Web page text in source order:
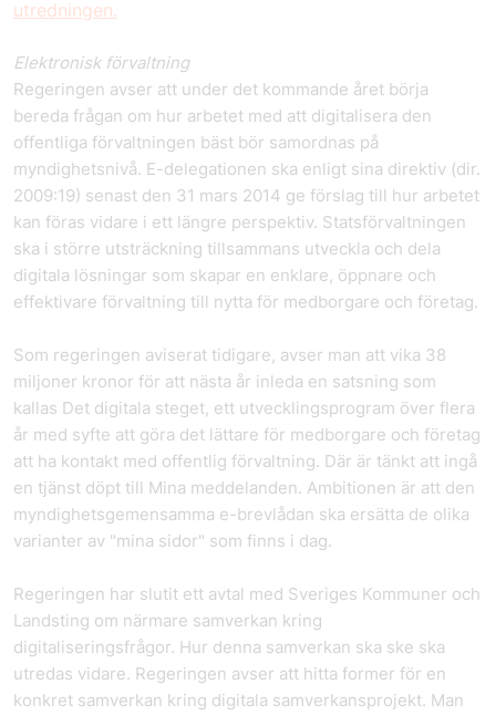
utredningen.
Elektronisk förvaltning
Regeringen avser att under det kommande året börja
bereda frågan om hur arbetet med att digitalisera den
offentliga förvaltningen bäst bör samordnas på
myndighetsnivå. E-delegationen ska enligt sina direktiv (dir.
2009:19) senast den 31 mars 2014 ge förslag till hur arbetet
kan föras vidare i ett längre perspektiv. Statsförvaltningen
ska i större utsträckning tillsammans utveckla och dela
digitala lösningar som skapar en enklare, öppnare och
effektivare förvaltning till nytta för medborgare och företag.
Som regeringen aviserat tidigare, avser man att vika 38
miljoner kronor för att nästa år inleda en satsning som
kallas Det digitala steget, ett utvecklingsprogram över flera
år med syfte att göra det lättare för medborgare och företag
att ha kontakt med offentlig förvaltning. Där är tänkt att ingå
en tjänst döpt till Mina meddelanden. Ambitionen är att den
myndighetsgemensamma e-brevlådan ska ersätta de olika
varianter av "mina sidor" som finns i dag.
Regeringen har slutit ett avtal med Sveriges Kommuner och
Landsting om närmare samverkan kring
digitaliseringsfrågor. Hur denna samverkan ska ske ska
utredas vidare. Regeringen avser att hitta former för en
konkret samverkan kring digitala samverkansprojekt. Man